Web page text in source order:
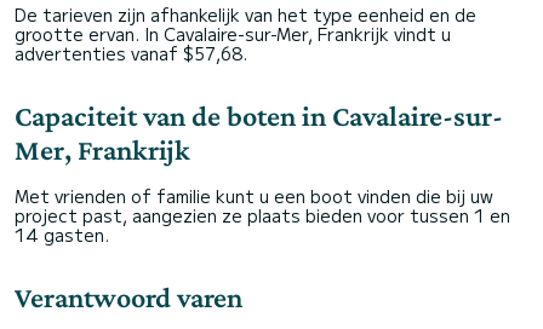
De tarieven zijn afhankelijk van het type eenheid en de
grootte ervan. In Cavalaire-sur-Mer, Frankrijk vindt u
advertenties vanaf $57,68.
Capaciteit van de boten in Cavalaire-sur-
Mer, Frankrijk
Met vrienden of familie kunt u een boot vinden die bij uw
project past, aangezien ze plaats bieden voor tussen 1 en
14 gasten.
Verantwoord varen